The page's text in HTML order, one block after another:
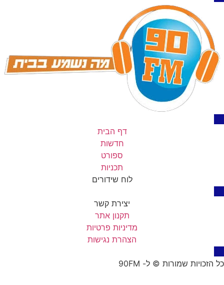
דף הבית
חדשות
ספורט
תכניות
לוח שידורים
יצירת קשר
תקנון אתר
מדיניות פרטיות
הצהרת נגישות
כל הזכויות שמורות © ל- 90FM